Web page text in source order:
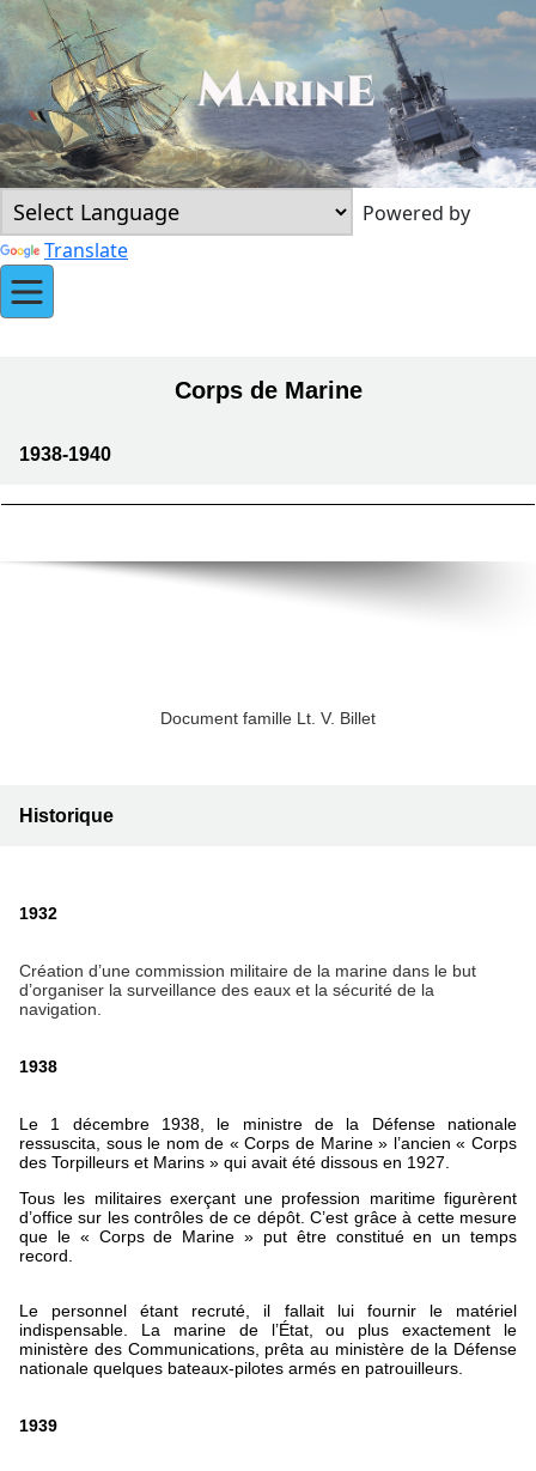
Powered by
Translate
Corps de Marine
1938-1940
Document famille Lt. V. Billet
Historique
1932
Création d’une commission militaire de la marine dans le but
d’organiser la surveillance des eaux et la sécurité de la
navigation.
1938
Le 1 décembre 1938, le ministre de la Défense nationale
ressuscita, sous le nom de « Corps de Marine » l’ancien « Corps
des Torpilleurs et Marins » qui avait été dissous en 1927.
Tous les militaires exerçant une profession maritime figurèrent
d’office sur les contrôles de ce dépôt. C’est grâce à cette mesure
que le « Corps de Marine » put être constitué en un temps
record.
Le personnel étant recruté, il fallait lui fournir le matériel
indispensable. La marine de l’État, ou plus exactement le
ministère des Communications, prêta au ministère de la Défense
nationale quelques bateaux-pilotes armés en patrouilleurs.
1939